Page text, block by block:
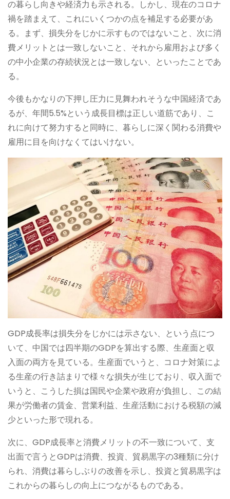
の暮らし向きや経済力も示される。しかし、現在のコロナ
禍を踏まえて、これにいくつかの点を補足する必要があ
る。まず、損失分をじかに示すものではないこと、次に消
費メリットとは一致しないこと、それから雇用および多く
の中小企業の存続状況とは一致しない、といったことであ
る。
今後もかなりの下押し圧力に見舞われそうな中国経済であ
るが、年間5.5%という成長目標は正しい道筋であり、こ
れに向けて努力すると同時に、暮らしに深く関わる消費や
雇用に目を向けなくてはいけない。
GDP成長率は損失分をじかには示さない、という点につ
いて、中国では四半期のGDPを算出する際、生産面と収
入面の両方を見ている。生産面でいうと、コロナ対策によ
る生産の行き詰まりで様々な損失が生じており、収入面で
いうと、こうした損は国民や企業や政府が負担し、この結
果が労働者の賃金、営業利益、生産活動における税額の減
少といった形で現れる。
次に、GDP成長率と消費メリットの不一致について、支
出面で言うとGDPは消費、投資、貿易黒字の3種類に分け
られ、消費は暮らしぶりの改善を示し、投資と貿易黒字は
これからの暮らしの向上につながるものである。